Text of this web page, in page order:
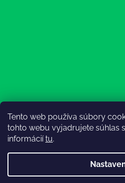
Tento web používa súbory
tohto webu vyjadrujete súhlas
informáciítu.
Sledovať na